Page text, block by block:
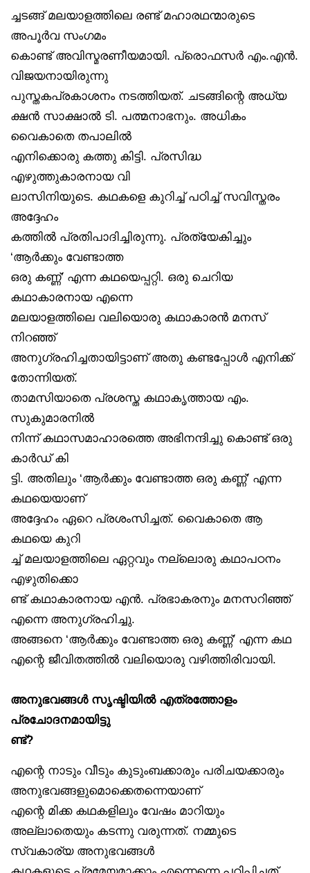
ച്ചടങ്ങ് മലയാളത്തിലെ രണ്ട് മഹാരഥന്മാരുടെ
അപൂർവ സംഗമം
കൊണ്ട് അവിസ്മരണീയമായി. പ്രൊഫസർ എം.എൻ.
വിജയനായിരുന്നു
പുസ്തകപ്രകാശനം നടത്തിയത്. ചടങ്ങിന്റെ അധ്യ
ക്ഷൻ സാക്ഷാൽ ടി. പത്മനാഭനും. അധികം
വൈകാതെ തപാലിൽ
എനിക്കൊരു കത്തു കിട്ടി. പ്രസിദ്ധ
എഴുത്തുകാരനായ വി
ലാസിനിയുടെ. കഥകളെ കുറിച്ച് പഠിച്ച് സവിസ്തരം
അദ്ദേഹം
കത്തിൽ പ്രതിപാദിച്ചിരുന്നു. പ്രത്യേകിച്ചും
‘ആർക്കും വേണ്ടാത്ത
ഒരു കണ്ണ്’ എന്ന കഥയെപ്പറ്റി. ഒരു ചെറിയ
കഥാകാരനായ എന്നെ
മലയാളത്തിലെ വലിയൊരു കഥാകാരൻ മനസ്
നിറഞ്ഞ്
അനുഗ്രഹിച്ചതായിട്ടാണ് അതു കണ്ടപ്പോൾ എനിക്ക്
തോന്നിയത്.
താമസിയാതെ പ്രശസ്ത കഥാകൃത്തായ എം.
സുകുമാരനിൽ
നിന്ന് കഥാസമാഹാരത്തെ അഭിനന്ദിച്ചു കൊണ്ട് ഒരു
കാർഡ് കി
ട്ടി. അതിലും ‘ആർക്കും വേണ്ടാത്ത ഒരു കണ്ണ്’ എന്ന
കഥയെയാണ്
അദ്ദേഹം ഏറെ പ്രശംസിച്ചത്. വൈകാതെ ആ
കഥയെ കുറി
ച്ച് മലയാളത്തിലെ ഏറ്റവും നല്ലൊരു കഥാപഠനം
എഴുതിക്കൊ
ണ്ട് കഥാകാരനായ എൻ. പ്രഭാകരനും മനസറിഞ്ഞ്
എന്നെ അനുഗ്രഹിച്ചു.
അങ്ങനെ ‘ആർക്കും വേണ്ടാത്ത ഒരു കണ്ണ്’ എന്ന കഥ
എന്റെ ജീവിതത്തിൽ വലിയൊരു വഴിത്തിരിവായി.
അനുഭവങ്ങൾ സൃഷ്ടിയിൽ എത്രത്തോളം
പ്രചോദനമായിട്ടു
ണ്ട്?
എന്റെ നാടും വീടും കുടുംബക്കാരും പരിചയക്കാരും
അനുഭവങ്ങളുമൊക്കെതന്നെയാണ്
എന്റെ മിക്ക കഥകളിലും വേഷം മാറിയും
അല്ലാതെയും കടന്നു വരുന്നത്. നമ്മുടെ
സ്വകാര്യ അനുഭവങ്ങൾ